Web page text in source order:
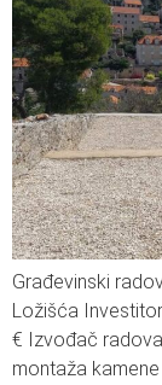
Građevinski
Ložišća
€ Izvođač
montaža